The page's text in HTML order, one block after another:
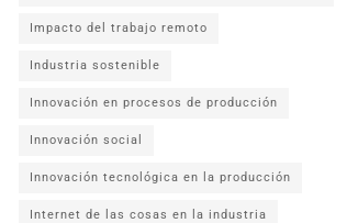
Impacto del trabajo remoto
Industria sostenible
Innovación en procesos de producción
Innovación social
Innovación tecnológica en la producción
Internet de las cosas en la industria